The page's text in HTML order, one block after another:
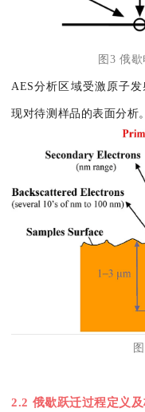
图3 俄
AES分析区域受激原子
现对待测样品的表面分析
2.2 俄歇跃迁过程定义